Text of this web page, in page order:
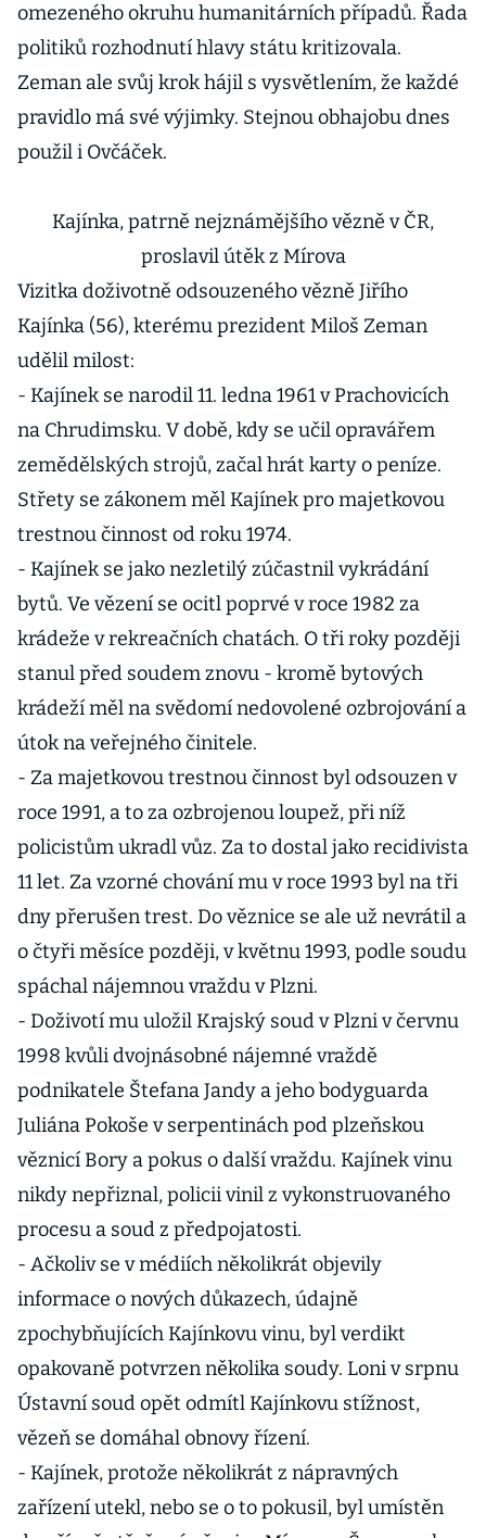
omezeného okruhu humanitárních případů. Řada
politiků rozhodnutí hlavy státu kritizovala.
Zeman ale svůj krok hájil s vysvětlením, že každé
pravidlo má své výjimky. Stejnou obhajobu dnes
použil i Ovčáček.
Kajínka, patrně nejznámějšího vězně v ČR,
proslavil útěk z Mírova
Vizitka doživotně odsouzeného vězně Jiřího
Kajínka (56), kterému prezident Miloš Zeman
udělil milost:
- Kajínek se narodil 11. ledna 1961 v Prachovicích
na Chrudimsku. V době, kdy se učil opravářem
zemědělských strojů, začal hrát karty o peníze.
Střety se zákonem měl Kajínek pro majetkovou
trestnou činnost od roku 1974.
- Kajínek se jako nezletilý zúčastnil vykrádání
bytů. Ve vězení se ocitl poprvé v roce 1982 za
krádeže v rekreačních chatách. O tři roky později
stanul před soudem znovu - kromě bytových
krádeží měl na svědomí nedovolené ozbrojování a
útok na veřejného činitele.
- Za majetkovou trestnou činnost byl odsouzen v
roce 1991, a to za ozbrojenou loupež, při níž
policistům ukradl vůz. Za to dostal jako recidivista
11 let. Za vzorné chování mu v roce 1993 byl na tři
dny přerušen trest. Do věznice se ale už nevrátil a
o čtyři měsíce později, v květnu 1993, podle soudu
spáchal nájemnou vraždu v Plzni.
- Doživotí mu uložil Krajský soud v Plzni v červnu
1998 kvůli dvojnásobné nájemné vraždě
podnikatele Štefana Jandy a jeho bodyguarda
Juliána Pokoše v serpentinách pod plzeňskou
věznicí Bory a pokus o další vraždu. Kajínek vinu
nikdy nepřiznal, policii vinil z vykonstruovaného
procesu a soud z předpojatosti.
- Ačkoliv se v médiích několikrát objevily
informace o nových důkazech, údajně
zpochybňujících Kajínkovu vinu, byl verdikt
opakovaně potvrzen několika soudy. Loni v srpnu
Ústavní soud opět odmítl Kajínkovu stížnost,
vězeň se domáhal obnovy řízení.
- Kajínek, protože několikrát z nápravných
zařízení utekl, nebo se o to pokusil, byl umístěn